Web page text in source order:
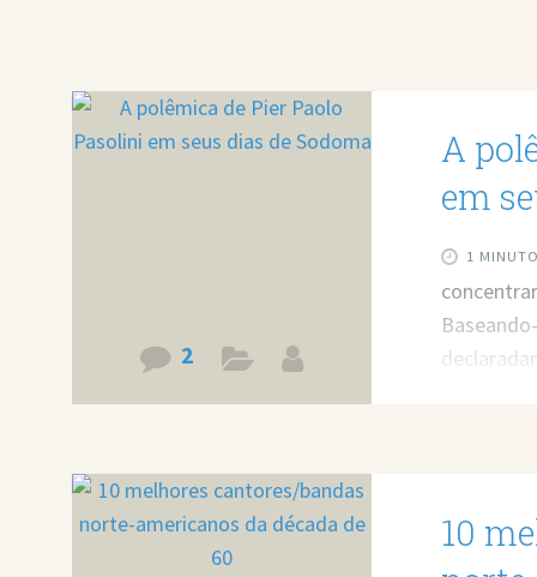
2
A
em
1 MINUTO
religioso.
10